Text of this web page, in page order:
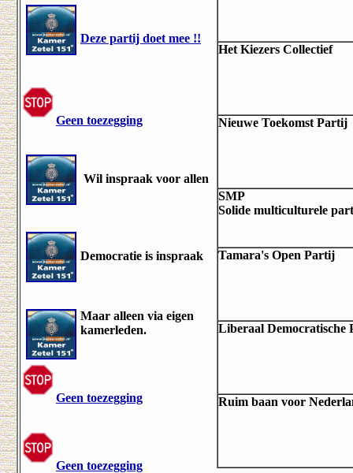
Deze partij doet mee !!
Geen toezegging
Wil inspraak voor allen
Democratie is inspraak
Maar alleen via eigen
kamerleden.
Geen toezegging
Geen toezegging
Het Kiezers Collectief
Nieuwe Toekomst Partij
SMP
Solide multiculturele
Tamara's Open Partij
Liberaal
Ruim baan voor